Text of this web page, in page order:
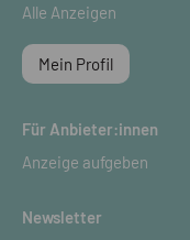
Alle Anzeigen
Mein Profil
Für Anbieter:innen
Anzeige aufgeben
Newsletter